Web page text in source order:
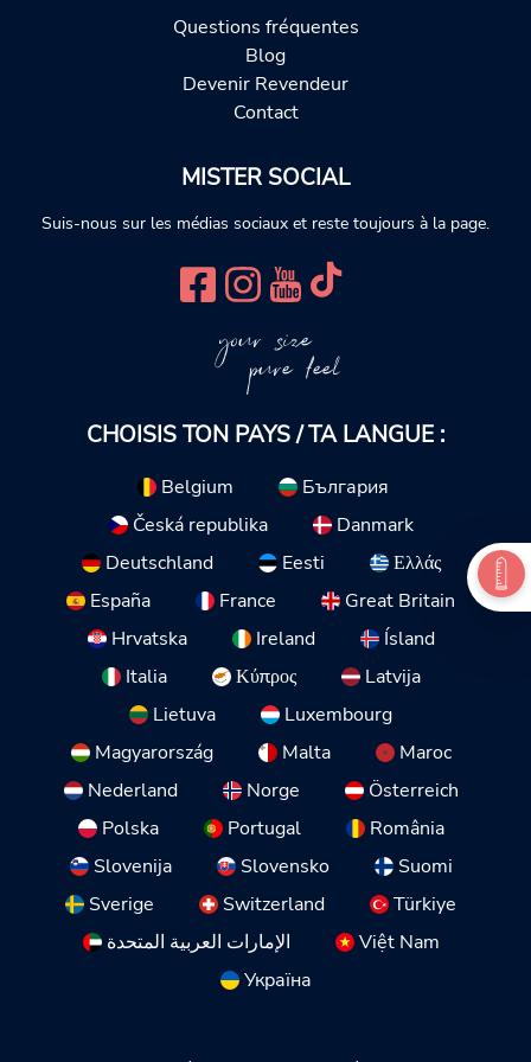
Questions fréquentes
Blog
Devenir Revendeur
Contact
MISTER SOCIAL
Suis-nous sur les médias sociaux et reste toujours à la page.
your size
pure feel
CHOISIS TON PAYS / TA LANGUE :
Belgium
България
Česká republika
Danmark
Deutschland
Eesti
Ελλάς
España
France
Great Britain
Hrvatska
Ireland
Ísland
Italia
Κύπρος
Latvija
Lietuva
Luxembourg
Magyarország
Malta
Maroc
Nederland
Norge
Österreich
Polska
Portugal
România
Slovenija
Slovensko
Suomi
Sverige
Switzerland
Türkiye
الإمارات العربية المتحدة
Việt Nam
Україна